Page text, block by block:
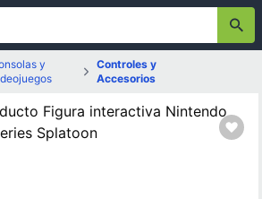
y
Controles y
Accesorios